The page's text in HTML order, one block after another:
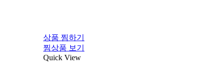
상품 찜하기
찜상품 보기
Quick View